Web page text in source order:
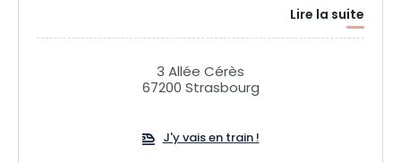
Lire la suite
3 Allée Cérès
67200 Strasbourg
J'y vais en train !